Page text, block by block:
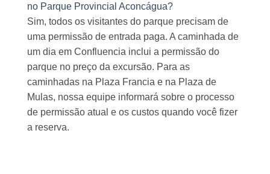
no Parque Provincial Aconcágua?
Sim, todos os visitantes do parque precisam de
uma permissão de entrada paga. A caminhada de
um dia em Confluencia inclui a permissão do
parque no preço da excursão. Para as
caminhadas na Plaza Francia e na Plaza de
Mulas, nossa equipe informará sobre o processo
de permissão atual e os custos quando você fizer
a reserva.